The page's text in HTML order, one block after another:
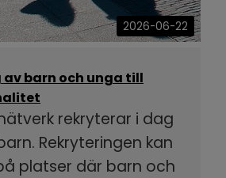
2026-06-22
av barn och unga till
rekryterar i dag
Rekryteringen kan
platser där barn och